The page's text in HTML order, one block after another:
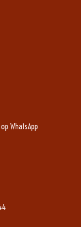
WhatsApp